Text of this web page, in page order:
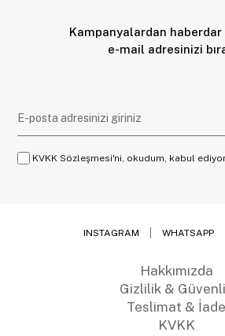
Kampanyalardan
e-mail adresinizi
KVKK Sözleşmesi'ni, okudum, kabul
INSTAGRAM WHATSAPP
Hakkımızda
Gizlilik &
Teslimat & İade
KVKK